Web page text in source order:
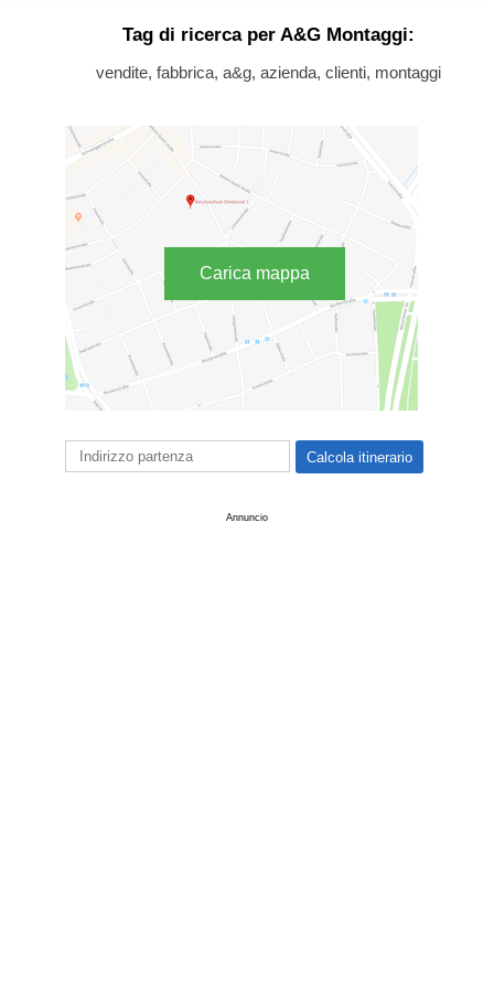
Tag di ricerca per A&G Montaggi:
vendite, fabbrica, a&g, azienda, clienti, montaggi
Carica mappa
Annuncio